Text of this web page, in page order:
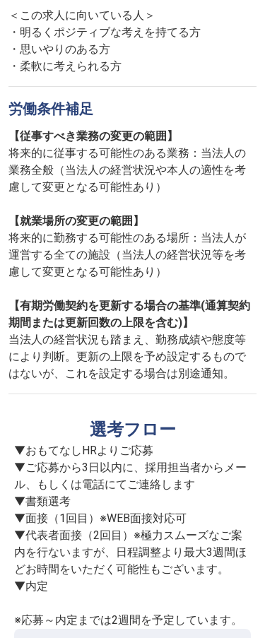
＜この求人に向いている人＞
・明るくポジティブな考えを持てる方
・思いやりのある方
・柔軟に考えられる方
労働条件補足
【従事すべき業務の変更の範囲】
将来的に従事する可能性のある業務：当法人の
業務全般（当法人の経営状況や本人の適性を考
慮して変更となる可能性あり）
【就業場所の変更の範囲】
将来的に勤務する可能性のある場所：当法人が
運営する全ての施設（当法人の経営状況等を考
慮して変更となる可能性あり）
【有期労働契約を更新する場合の基準(通算契約
期間または更新回数の上限を含む)】
当法人の経営状況も踏まえ、勤務成績や態度等
により判断。更新の上限を予め設定するもので
はないが、これを設定する場合は別途通知。
選考フロー
▼おもてなしHRよりご応募
▼ご応募から3日以内に、採用担当者からメー
ル、もしくは電話にてご連絡します
▼書類選考
▼面接（1回目）※WEB面接対応可
▼代表者面接（2回目）※極力スムーズなご案
内を行ないますが、日程調整より最大3週間ほ
どお時間をいただく可能性もございます。
▼内定
※応募～内定までは2週間を予定しています。